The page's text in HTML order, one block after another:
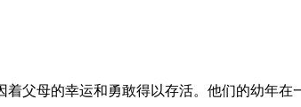
着父母的幸运和勇敢得以存活。他们的幼年